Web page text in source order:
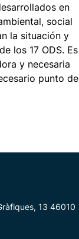
en
social
la situación y
los 17 ODS. Es
y necesaria
punto de
13 46010